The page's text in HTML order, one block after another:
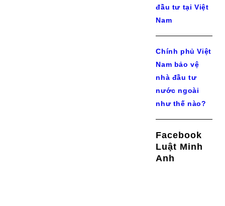
đầu tư tại Việt
Nam
Chính phủ Việt
Nam bảo vệ
nhà đầu tư
nước ngoài
như thế nào?
Facebook
Luật Minh
Anh